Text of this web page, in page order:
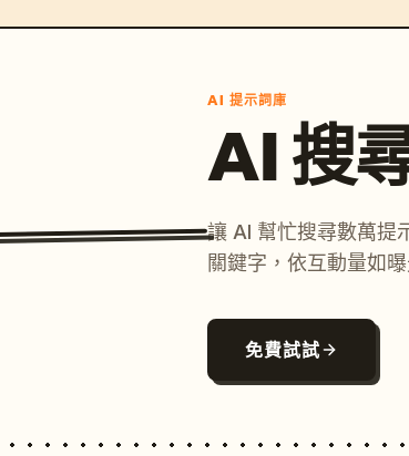
AI 提示詞庫
AI 搜
讓 AI 幫忙搜尋數萬提
關鍵字，依互動量如
免費試試